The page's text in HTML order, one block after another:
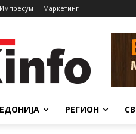
Импресум Маркетинг
РЕГИОН